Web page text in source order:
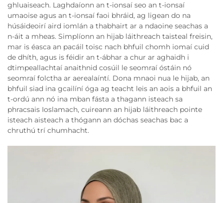
ghluaiseach. Laghdaíonn an t-ionsaí seo an t-ionsaí
umaoise agus an t-ionsaí faoi bhráid, ag ligean do na
húsáideoirí aird iomlán a thabhairt ar a ndaoine seachas a
n-áit a mheas. Simplíonn an hijab láithreach taisteal freisin,
mar is éasca an pacáil toisc nach bhfuil chomh iomaí cuid
de dhíth, agus is féidir an t-ábhar a chur ar aghaidh i
dtimpeallachtaí anaithnid cosúil le seomraí óstáin nó
seomraí folctha ar aerealaíntí. Dona mnaoi nua le hijab, an
bhfuil siad ina gcailíní óga ag teacht leis an aois a bhfuil an
t-ordú ann nó ina mban fásta a thagann isteach sa
phracsais Ioslamach, cuireann an hijab láithreach pointe
isteach aisteach a thógann an dóchas seachas bac a
chruthú trí chumhacht.